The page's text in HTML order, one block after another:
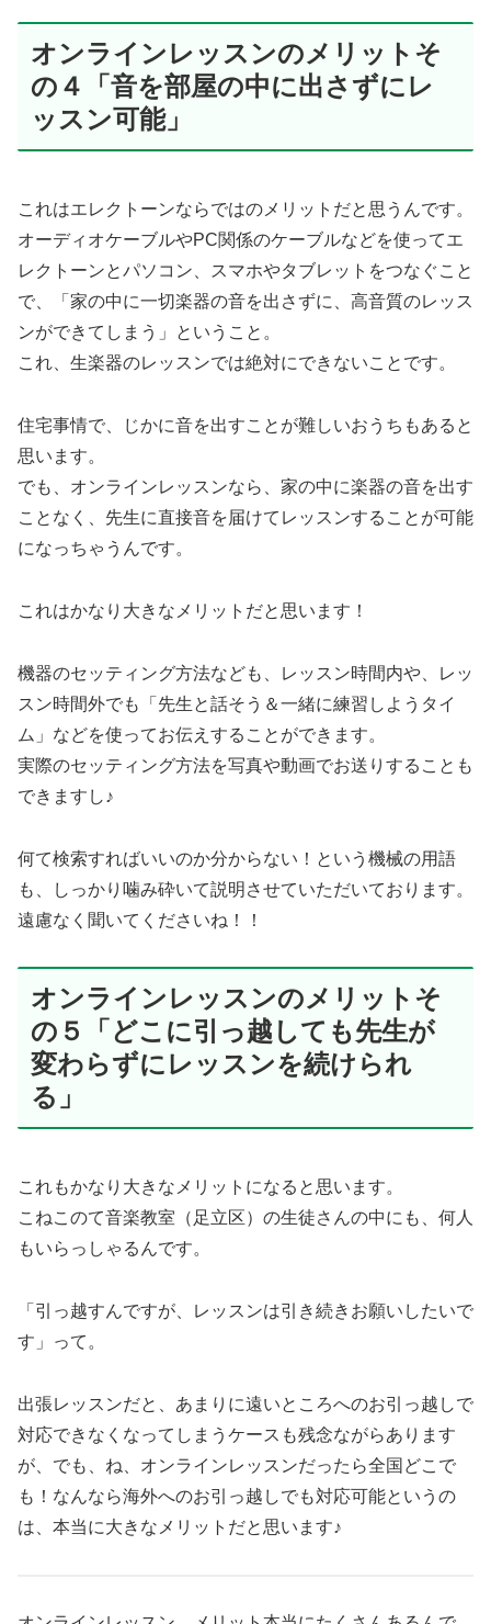
オンラインレッスンのメリットそ
の４「音を部屋の中に出さずにレ
ッスン可能」
これはエレクトーンならではのメリットだと思うんです。
オーディオケーブルやPC関係のケーブルなどを使ってエ
レクトーンとパソコン、スマホやタブレットをつなぐこと
で、「家の中に一切楽器の音を出さずに、高音質のレッス
ンができてしまう」ということ。
これ、生楽器のレッスンでは絶対にできないことです。
住宅事情で、じかに音を出すことが難しいおうちもあると
思います。
でも、オンラインレッスンなら、家の中に楽器の音を出す
ことなく、先生に直接音を届けてレッスンすることが可能
になっちゃうんです。
これはかなり大きなメリットだと思います！
機器のセッティング方法なども、レッスン時間内や、レッ
スン時間外でも「先生と話そう＆一緒に練習しようタイ
ム」などを使ってお伝えすることができます。
実際のセッティング方法を写真や動画でお送りすることも
できますし♪
何て検索すればいいのか分からない！という機械の用語
も、しっかり噛み砕いて説明させていただいております。
遠慮なく聞いてくださいね！！
オンラインレッスンのメリットそ
の５「どこに引っ越しても先生が
変わらずにレッスンを続けられ
る」
これもかなり大きなメリットになると思います。
こねこのて音楽教室（足立区）の生徒さんの中にも、何人
もいらっしゃるんです。
「引っ越すんですが、レッスンは引き続きお願いしたいで
す」って。
出張レッスンだと、あまりに遠いところへのお引っ越しで
対応できなくなってしまうケースも残念ながらあります
が、でも、ね、オンラインレッスンだったら全国どこで
も！なんなら海外へのお引っ越しでも対応可能というの
は、本当に大きなメリットだと思います♪